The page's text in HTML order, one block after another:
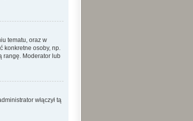
tematu, oraz w
konkretne osoby, np.
rangę. Moderator lub
włączył tą